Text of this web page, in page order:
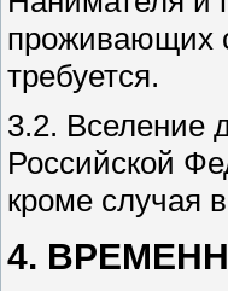
проживающих
требуется.
3.2. Вселение
Российской
кроме случая
4.